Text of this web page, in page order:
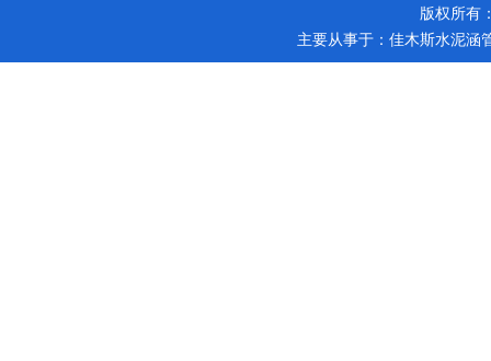
版权所有
主要从事于： 佳木斯水泥涵